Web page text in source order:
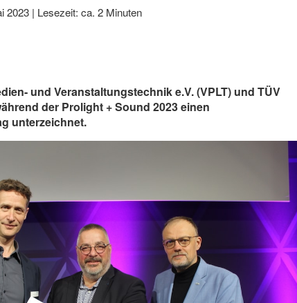
2023 | Lesezeit: ca. 2 Minuten
und Veranstaltungstechnik e.V. (VPLT) und TÜV
der Prolight + Sound 2023 einen
unterzeichnet.